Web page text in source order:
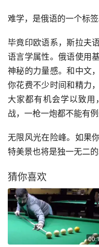
难学，是俄语的一个标签
毕竟印欧语系，斯拉夫
语言学属性。俄语使用
神秘的力量感。和中文
你花费不少时间和精力
大家都有机会学以致
战，一枪一炮都不能有例
无限风光在险峰。如果
特美景也将是独一无二的
猜你喜欢